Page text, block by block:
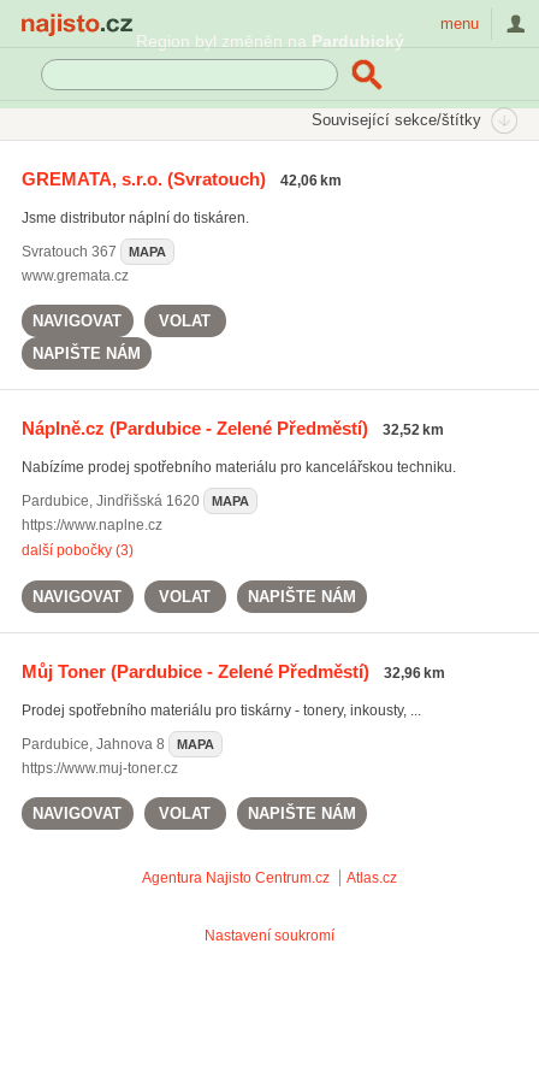
Region byl změněn na Pardubický
menu
Související sekce/štítky
tonery do tiskáren HP(41)
tonery do tiskáren Brother
GREMATA, s.r.o.(Svratouch) 42,06 km
Jsme distributor náplní do tiskáren.
Svratouch 367 MAPA
www.gremata.cz
NAVIGOVAT
VOLAT
NAPIŠTE NÁM
Náplně.cz (Pardubice - Zelené Předměstí) 32,52 km
Nabízíme prodej spotřebního materiálu pro kancelářskou techniku.
Pardubice, Jindřišská 1620 MAPA
https://www.naplne.cz
další pobočky (3)
NAVIGOVAT VOLAT NAPIŠTE NÁM
Můj Toner(Pardubice - Zelené Předměstí) 32,96 km
Prodej spotřebního materiálu pro tiskárny - tonery, inkousty, ...
Pardubice, Jahnova 8 MAPA
https://www.muj-toner.cz
NAVIGOVAT VOLAT NAPIŠTE NÁM
Agentura Najisto Centrum.cz Atlas.cz
Nastavení soukromí